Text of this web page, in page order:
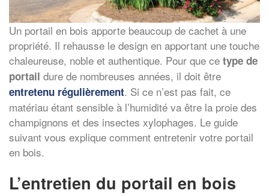
Un portail en bois apporte beaucoup de cachet à une
propriété. Il rehausse le design en apportant une touche
chaleureuse, noble et authentique. Pour que ce type de
portail dure de nombreuses années, il doit être
entretenu régulièrement. Si ce n’est pas fait, ce
matériau étant sensible à l’humidité va être la proie des
champignons et des insectes xylophages. Le guide
suivant vous explique comment entretenir votre portail
en bois.
L’entretien du portail en bois